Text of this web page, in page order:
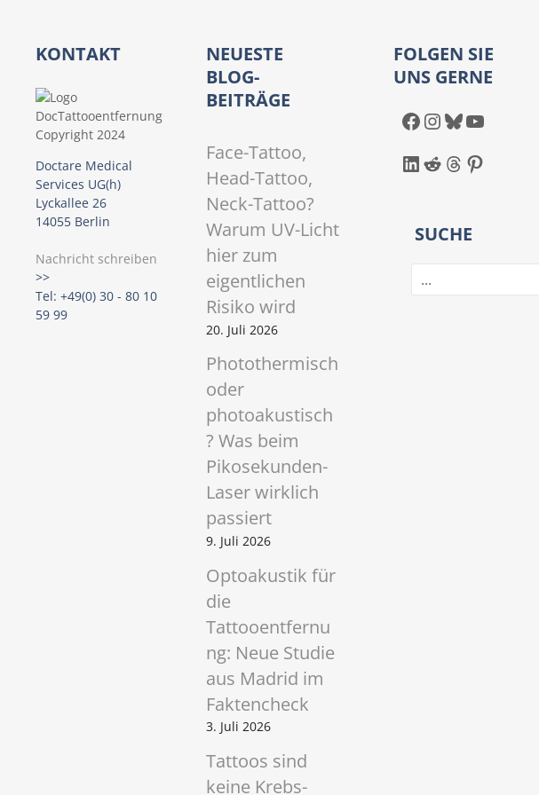
i
g
a
t
i
o
n
KONTAKT
Doctare Medical
Services UG(h)
Lyckallee 26
14055 Berlin
Nachricht schreiben
>>
Tel: +49(0) 30 - 80 10
59 99
NEUESTE
BLOG-
BEITRÄGE
Face-Tattoo,
Head-Tattoo,
Neck-Tattoo?
Warum UV-Licht
hier zum
eigentlichen
Risiko wird
20. Juli 2026
Photothermisch
oder
photoakustisch
? Was beim
Pikosekunden-
Laser wirklich
passiert
9. Juli 2026
Optoakustik für
die
Tattooentfernu
ng: Neue Studie
aus Madrid im
Faktencheck
3. Juli 2026
Tattoos sind
keine Krebs-
FOLGEN SIE
UNS GERNE
Facebook InstagramBluesky YouTube
LinkedIn Reddit Threads Pinterest
SUCHE